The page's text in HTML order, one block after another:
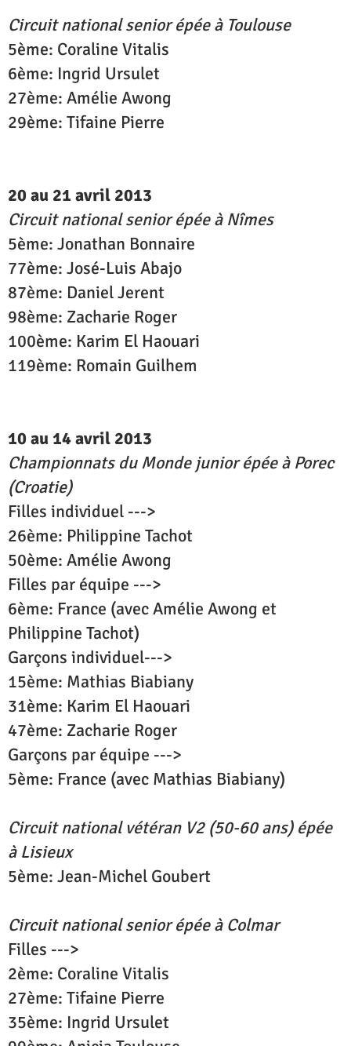
Circuit national senior épée à Toulouse
5ème: Coraline Vitalis
6ème: Ingrid Ursulet
27ème: Amélie Awong
29ème: Tifaine Pierre
20 au 21 avril 2013
Circuit national senior épée à Nîmes
5ème: Jonathan Bonnaire
77ème: José-Luis Abajo
87ème: Daniel Jerent
98ème: Zacharie Roger
100ème: Karim El Haouari
119ème: Romain Guilhem
10 au 14 avril 2013
Championnats du Monde junior épée à Porec
(Croatie)
Filles individuel --->
26ème: Philippine Tachot
50ème: Amélie Awong
Filles par équipe --->
6ème: France (avec Amélie Awong et
Philippine Tachot)
Garçons individuel--->
15ème: Mathias Biabiany
31ème: Karim El Haouari
47ème: Zacharie Roger
Garçons par équipe --->
5ème: France (avec Mathias Biabiany)
Circuit national vétéran V2 (50-60 ans) épée
à Lisieux
5ème: Jean-Michel Goubert
Circuit national senior épée à Colmar
Filles --->
2ème: Coraline Vitalis
27ème: Tifaine Pierre
35ème: Ingrid Ursulet